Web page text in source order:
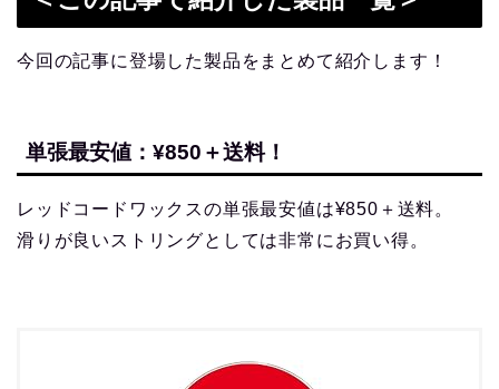
今回の記事に登場した製品をまとめて紹介します！
単張最安値：¥850＋送料！
レッドコードワックスの単張最安値は¥850＋送料。
滑りが良いストリングとしては非常にお買い得。